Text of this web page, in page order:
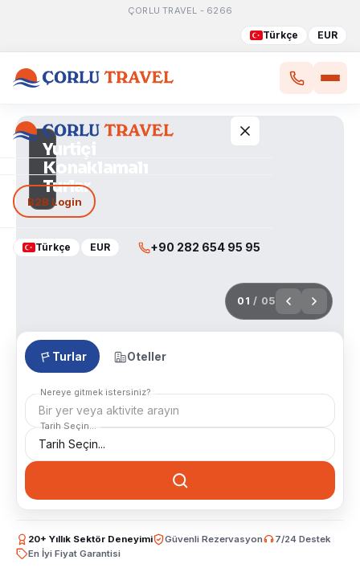
ÇORLU TRAVEL - 6266
Türkçe EUR
B2B Login
Türkçe EUR +90 282 654 95 95
Yurtiçi
Günübirlik
Turlar
02 / 05
Turlar Oteller
Nereye gitmek istersiniz?
Bir yer veya aktivite arayın
Tarih Seçin...
20+ Yıllık Sektör Deneyimi Güvenli Rezervasyon
7/24 Destek
En İyi Fiyat Garantisi